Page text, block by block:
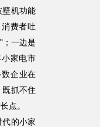
壁机功能
费者吐
；一边是
家电市
企业在
既抓不住
点。
代的小家